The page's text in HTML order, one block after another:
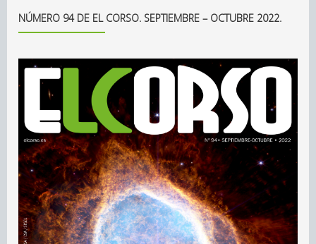
NÚMERO 94 DE EL CORSO. SEPTIEMBRE – OCTUBRE 2022.